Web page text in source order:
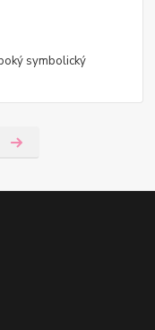
symbolický